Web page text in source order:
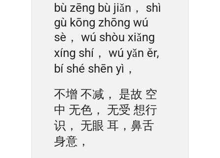
bù zēng bù jiǎn， shì
gù kōng zhōng wú
sè， wú shòu xiǎng
xíng shí， wú yǎn ěr,
bí shé shēn yì，
不增 不减， 是故 空
中 无色， 无受 想行
识， 无眼 耳，鼻舌
身意，